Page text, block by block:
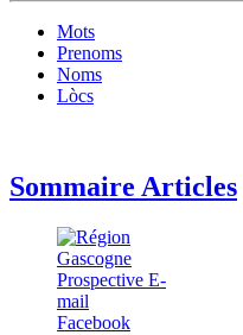
Mots
Prenoms
Noms
Lòcs
Sommaire Articles